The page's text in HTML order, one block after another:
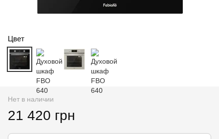
Цвет
Нет в наличии
21 420 грн